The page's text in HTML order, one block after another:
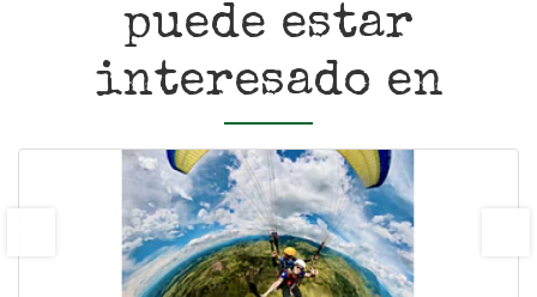
puede estar
interesado en